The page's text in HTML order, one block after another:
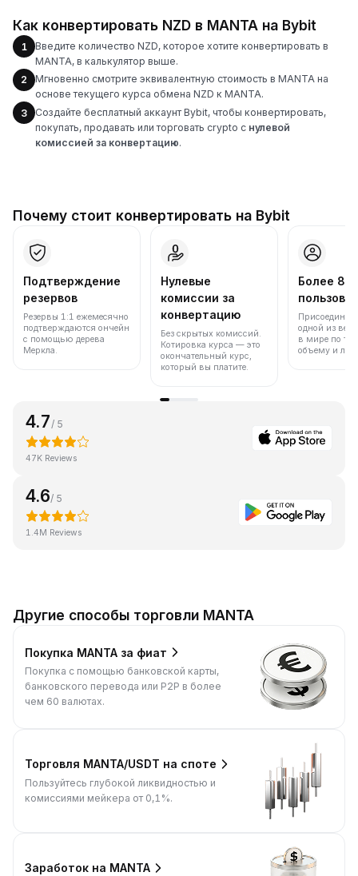
Как конвертировать NZD в MANTA на Bybit
1
Введите количество NZD, которое хотите конвертировать в
MANTA, в калькулятор выше.
2
Мгновенно смотрите эквивалентную стоимость в MANTA на
основе текущего курса обмена NZD к MANTA.
3
Создайте бесплатный аккаунт Bybit, чтобы конвертировать,
покупать, продавать или торговать crypto с нулевой
комиссией за конвертацию.
Почему стоит конвертировать на Bybit
Подтверждение
резервов
Резервы 1:1 ежемесячно
подтверждаются ончейн
с помощью дерева
Меркла.
Нулевые
комиссии за
конвертацию
Без скрытых комиссий.
Котировка курса — это
окончательный курс,
который вы платите.
Более 86
одной из
в мире по
объему и
4.7 / 5
47K Reviews
4.6/ 5
1.4M Reviews
Другие способы торговли MANTA
Покупка MANTA за фиат
Покупка с помощью банковской карты,
банковского перевода или P2P в более
чем 60 валютах.
Торговля MANTA/USDT на споте
Пользуйтесь глубокой ликвидностью и
комиссиями мейкера от 0,1%.
Заработок на MANTA